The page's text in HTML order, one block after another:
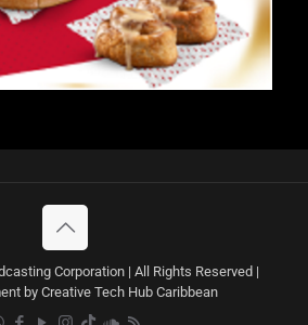
Corporation | All Rights Reserved |
by Creative Tech Hub Caribbean